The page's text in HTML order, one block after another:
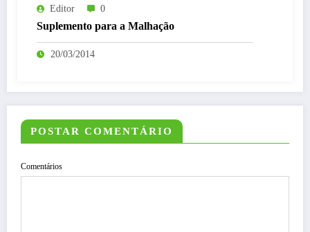
Editor 0
Suplemento para a Malhação
20/03/2014
POSTAR COMENTÁRIO
Comentários